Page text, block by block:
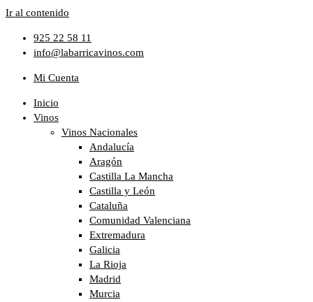
Ir al contenido
925 22 58 11
info@labarricavinos.com
Mi Cuenta
Inicio
Vinos
Vinos Nacionales
Andalucía
Aragón
Castilla La Mancha
Castilla y León
Cataluña
Comunidad Valenciana
Extremadura
Galicia
La Rioja
Madrid
Murcia